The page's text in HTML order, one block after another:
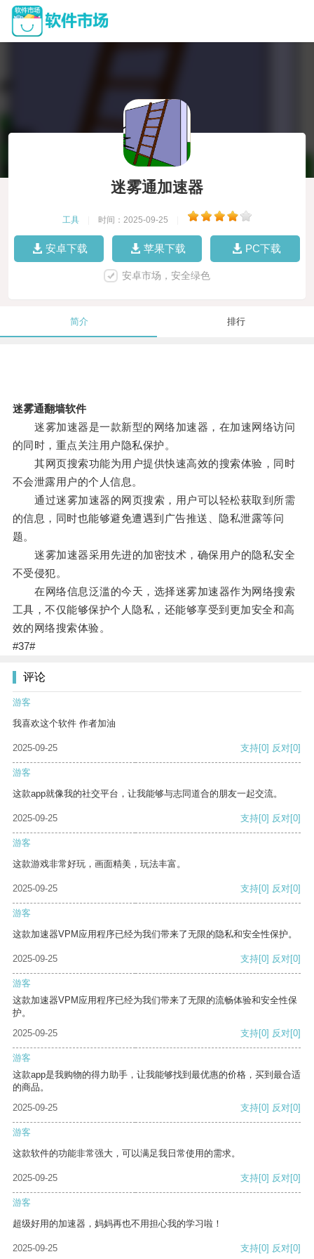
迷雾通加速器
工具 时间：2025-09-25
安卓下载 苹果下载 PC下载
安卓市场，安全绿色
简介 排行
迷雾通翻墙软件
迷雾加速器是一款新型的网络加速器，在加速网络访问
的同时，重点关注用户隐私保护。
其网页搜索功能为用户提供快速高效的搜索体验，同时
不会泄露用户的个人信息。
通过迷雾加速器的网页搜索，用户可以轻松获取到所需
的信息，同时也能够避免遭遇到广告推送、隐私泄露等问
题。
迷雾加速器采用先进的加密技术，确保用户的隐私安全
不受侵犯。
在网络信息泛滥的今天，选择迷雾加速器作为网络搜索
工具，不仅能够保护个人隐私，还能够享受到更加安全和高
效的网络搜索体验。
#37#
评论
游客
我喜欢这个软件 作者加油
2025-09-25 支持[0] 反对[0]
游客
这款app就像我的社交平台，让我能够与志同道合的朋友一起交流。
2025-09-25 支持[0] 反对[0]
游客
这款游戏非常好玩，画面精美，玩法丰富。
2025-09-25 支持[0] 反对[0]
游客
这款加速器VPM应用程序已经为我们带来了无限的隐私和安全性保护。
2025-09-25 支持[0] 反对[0]
游客
这款加速器VPM应用程序已经为我们带来了无限的流畅体验和安全性保
护。
2025-09-25
支持[0] 反对[0]
游客
这款app是我购物的得力助手，让我能够找到最优惠的价格，买到最合适
的商品。
2025-09-25
支持[0] 反对[0]
游客
这款软件的功能非常强大，可以满足我日常使用的需求。
2025-09-25 支持[0] 反对[0]
游客
超级好用的加速器，妈妈再也不用担心我的学习啦！
2025-09-25 支持[0] 反对[0]